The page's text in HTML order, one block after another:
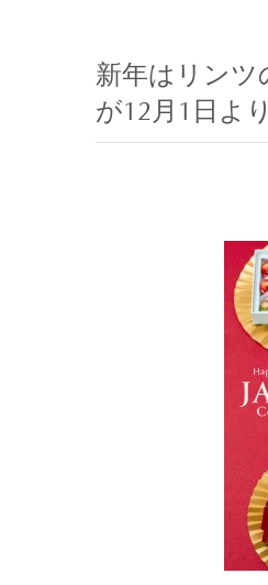
ショコラスイーツ
～￥5,000
￥5,001～
独自の技術
リンツの発明
高品質の材料
プレスの方へ
プレスお問い合わせ
新年はリンツ
が12月1日よ